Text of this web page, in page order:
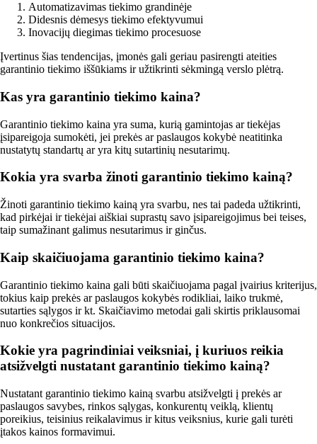
Automatizavimas tiekimo grandinėje
Didesnis dėmesys tiekimo efektyvumui
Inovacijų diegimas tiekimo procesuose
Įvertinus šias tendencijas, įmonės gali geriau pasirengti ateities
garantinio tiekimo iššūkiams ir užtikrinti sėkmingą verslo plėtrą.
Kas yra garantinio tiekimo kaina?
Garantinio tiekimo kaina yra suma, kurią gamintojas ar tiekėjas
įsipareigoja sumokėti, jei prekės ar paslaugos kokybė neatitinka
nustatytų standartų ar yra kitų sutartinių nesutarimų.
Kokia yra svarba žinoti garantinio tiekimo kainą?
Žinoti garantinio tiekimo kainą yra svarbu, nes tai padeda užtikrinti,
kad pirkėjai ir tiekėjai aiškiai suprastų savo įsipareigojimus bei teises,
taip sumažinant galimus nesutarimus ir ginčus.
Kaip skaičiuojama garantinio tiekimo kaina?
Garantinio tiekimo kaina gali būti skaičiuojama pagal įvairius kriterijus,
tokius kaip prekės ar paslaugos kokybės rodikliai, laiko trukmė,
sutarties sąlygos ir kt. Skaičiavimo metodai gali skirtis priklausomai
nuo konkrečios situacijos.
Kokie yra pagrindiniai veiksniai, į kuriuos reikia
atsižvelgti nustatant garantinio tiekimo kainą?
Nustatant garantinio tiekimo kainą svarbu atsižvelgti į prekės ar
paslaugos savybes, rinkos sąlygas, konkurentų veiklą, klientų
poreikius, teisinius reikalavimus ir kitus veiksnius, kurie gali turėti
įtakos kainos formavimui.